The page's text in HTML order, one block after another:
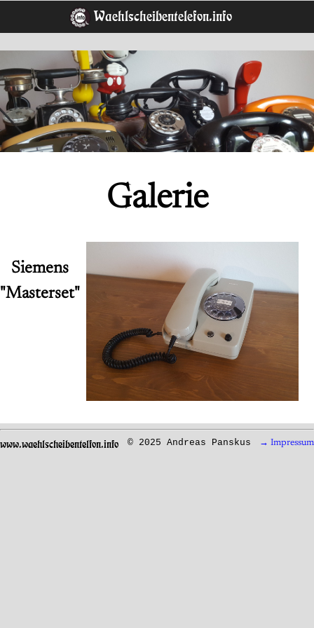
Waehlscheibentelefon.info
Galerie
Siemens
"Masterset"
www.waehlscheibentelfon.info © 2025 Andreas Panskus → Impressum